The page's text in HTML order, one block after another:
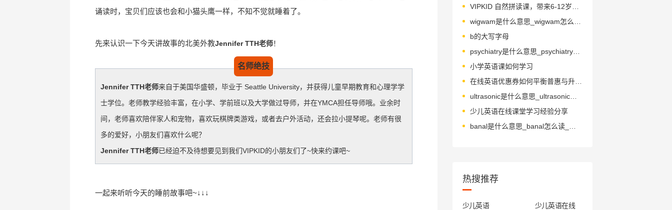
诵读时，宝贝们应该也会和小猫头鹰一样，不知不觉就睡着了。
先来认识一下今天讲故事的北美外教Jennifer TTH老师！
名师绝技
Jennifer TTH老师来自于美国华盛顿，毕业于 Seattle University，并获得儿童早期教育和心理学学
士学位。老师教学经验丰富，在小学、学前班以及大学做过导师，并在YMCA担任导师哦。业余时
间，老师喜欢陪伴家人和宠物，喜欢玩棋牌类游戏，或者去户外活动，还会拉小提琴呢。老师有很
多的爱好，小朋友们喜欢什么呢？
Jennifer TTH老师已经迫不及待想要见到我们VIPKID的小朋友们了~快来约课吧~
一起来听听今天的睡前故事吧~↓↓↓
b的大写字母
psychiatry是什么意思_psychiatry怎么读_音标saɪˈkaɪətrɪ
小学英语课如何学习
在线英语优惠券如何平衡普惠与升级？
ultrasonic是什么意思_ultrasonic怎么读_音标ˌʌltrəˈsɒnɪk
少儿英语在线课堂学习经验分享
热搜推荐
少儿英语
少儿英语在线